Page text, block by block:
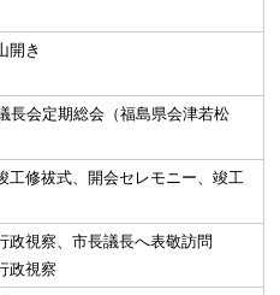
開き
長会定期総会（福島県会津若松
工修祓式、開会セレモニー、竣工
政視察、市長議長へ表敬訪問
政視察